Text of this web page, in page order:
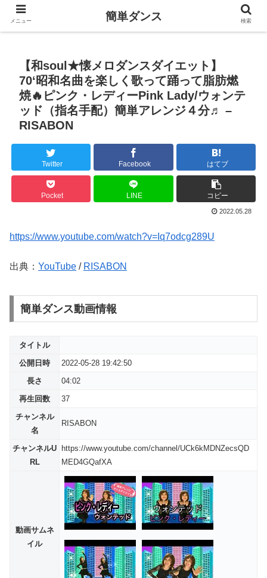
【和soul★懐メロダンスダイエット】
70‘昭和名曲を楽しく歌って踊って脂肪燃
焼🔥ピンク・レディーPink Lady/ウォンテ
ッド（指名手配）簡単アレンジ４分♬ –
RISABON
Twitter Facebook はてブ
Pocket LINE コピー
2022.05.28
https://www.youtube.com/watch?v=Iq7odcg289U
出典： YouTube / RISABON
簡単ダンス動画情報
タイトル
公開日時
2022-05-28 19:42:50
長さ
04:02
再生回数
37
チャンネル
名
RISABON
チャンネルU
RL
https://www.youtube.com/channel/UCk6kMDNZecsQD
MED4GQafXA
動画サムネ
イル
メニュー 簡単ダンス 検索